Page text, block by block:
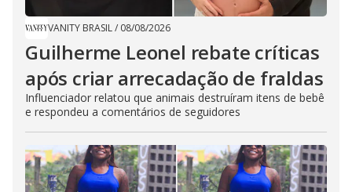
VANITY BRASIL/ 08/08/2026
Guilherme Leonel rebate críticas
após criar arrecadação de fraldas
Influenciador relatou que animais destruíram itens de bebê
e respondeu a comentários de seguidores